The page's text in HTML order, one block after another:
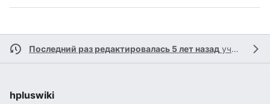
Последний раз редактировалась 5 лет назад участником
hpluswiki